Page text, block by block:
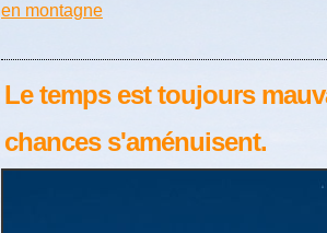
en montagne
Le temps est toujours
chances s'aménuisent.